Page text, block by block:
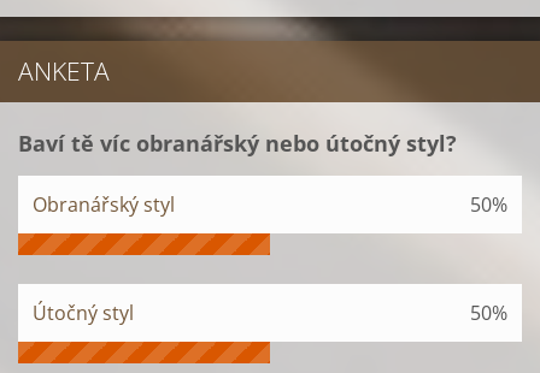
ANKETA
Baví tě víc obranářský nebo útočný styl?
Obranářský styl 50%
Útočný styl 50%